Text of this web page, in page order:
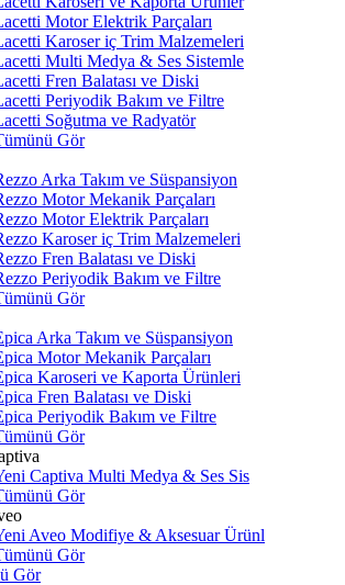
Motor Elektrik Parçaları
Karoser iç Trim Malzemeleri
Multi Medya & Ses Sistemle
Fren Balatası ve Diski
Periyodik Bakım ve Filtre
Soğutma ve Radyatör
Gör
Arka Takım ve Süspansiyon
Motor Mekanik Parçaları
Motor Elektrik Parçaları
Karoser iç Trim Malzemeleri
Fren Balatası ve Diski
Periyodik Bakım ve Filtre
Gör
Arka Takım ve Süspansiyon
Motor Mekanik Parçaları
Karoseri ve Kaporta Ürünleri
Fren Balatası ve Diski
Periyodik Bakım ve Filtre
Gör
Captiva Multi Medya & Ses Sis
Gör
Aveo Modifiye & Aksesuar Ürünl
Gör
Gör